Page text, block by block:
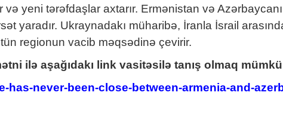
və yeni tərəfdaşlar axtarır. Ermənistan və
yaradır. Ukraynadakı müharibə, İranla İsrail
regionun vacib məqsədinə çevirir.
ilə aşağıdakı link vasitəsilə tanış olmaq
never-been-close-between-armenia-and-